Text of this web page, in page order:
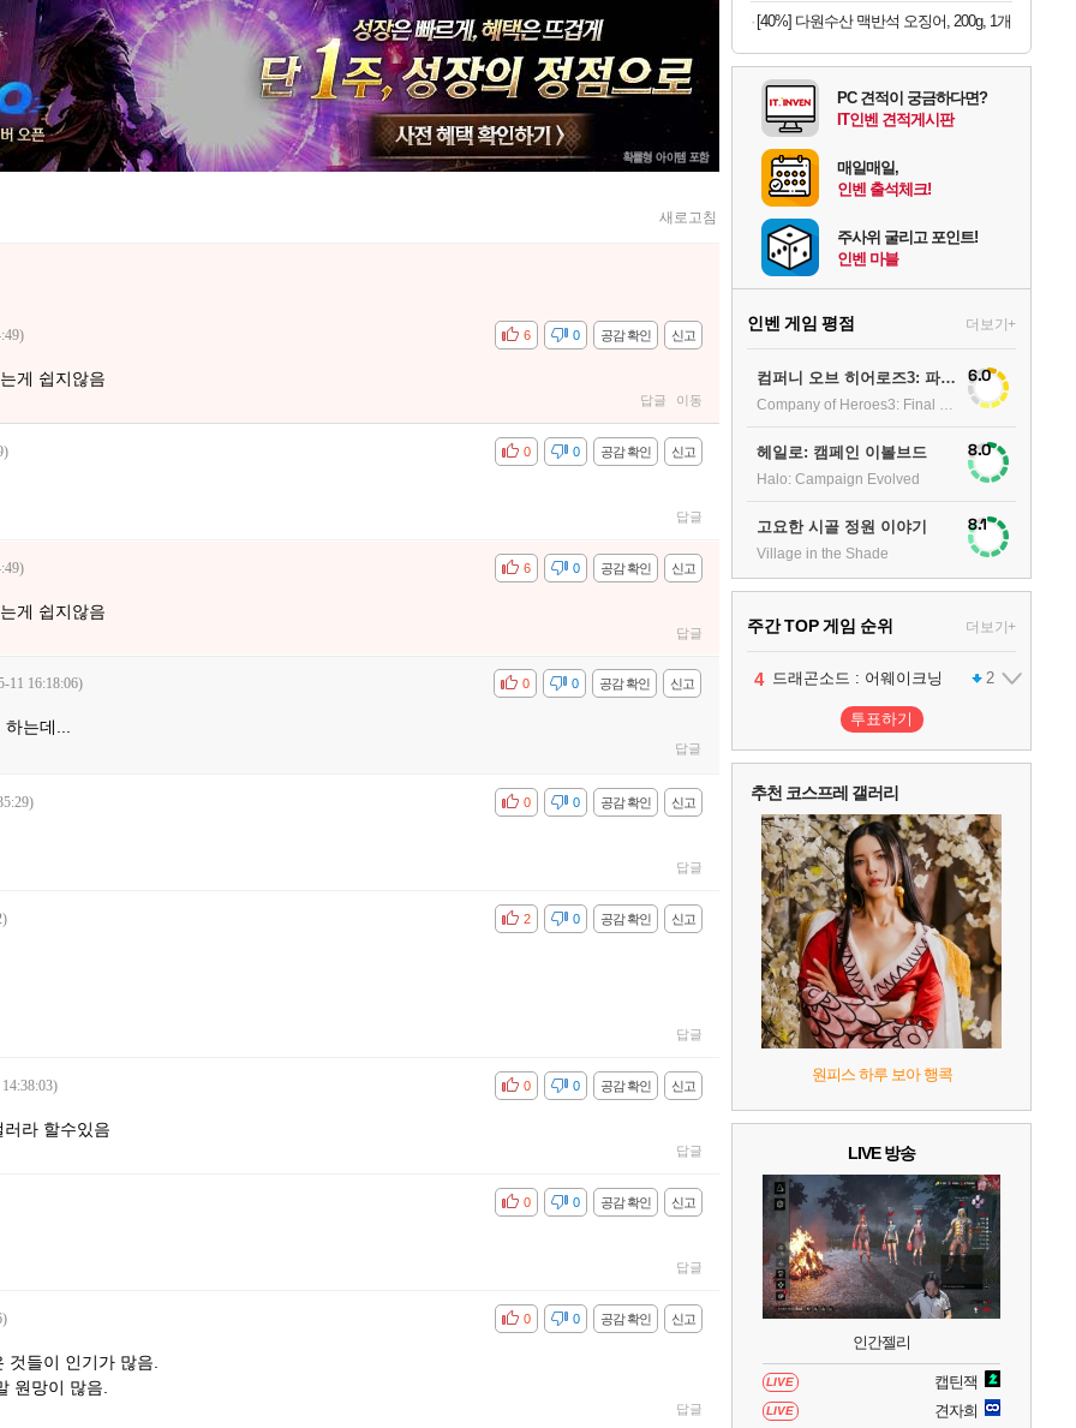
새로고침
신고
공감 확인
비공감 0
6
게 쉽지않음
답글 이동
신고
공감 확인
비공감 0
0
답글
신고
공감 확인
비공감 0
6
게 쉽지않음
답글
11 16:18:06) 신고
공감 확인
비공감 0
0
는데...
답글
신고
공감 확인
비공감 0
0
답글
신고
공감 확인
비공감 0
2
답글
신고
공감 확인
비공감 0
0
라 할수있음
답글
신고
공감 확인
비공감 0
0
답글
신고
공감 확인
비공감 0
0
들이 인기가 많음.
원망이 많음.
답글
[40%] 다원수산 맥반석 오징어, 200g, 1개
PC 견적이 궁금하다면?
IT인벤 견적게시판
매일매일,
인벤 출석체크!
주사위 굴리고 포인트!
인벤 마블
인벤 게임 평점 더보기+
컴퍼니 오브 히어로즈3: 파이널 스탠드 6.0
헤일로: 캠페인 이볼브드
Halo: Campaign Evolved
8.0
고요한 시골 정원 이야기
Village in the Shade
8.1
주간 TOP 게임 순위 더보기+
1 팰월드
2 1
3 프로야구스피리츠2026 2
4 드래곤소드 : 어웨이크닝 2
5 블라인드 삼국 1
6 그랑블루 판타지 리링크 - 엔드리스 라그나로크 1
7 리듬 천국 미라클 스타즈 2
8 헤일로: 캠페인 이볼브드 2
9 캡틴 츠바사 2 월드 파이터즈
10 레고 배트맨: 레거시 오브 더 다크 나이트
투표하기
추천 코스프레 갤러리
원피스 하루 보아 행콕
LIVE 방송
인간젤리
LIVE 캡틴잭
LIVE 견자희